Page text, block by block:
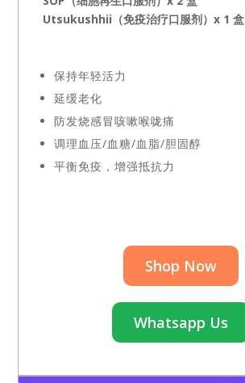
Utsukushhii（免疫治疗口服剂）x 1 盒
保持年轻活力
延缓老化
防发烧感冒咳嗽喉咙痛
调理血压/血糖/血脂/胆固醇
平衡免疫，增强抵抗力
Shop Now
Whatsapp Us